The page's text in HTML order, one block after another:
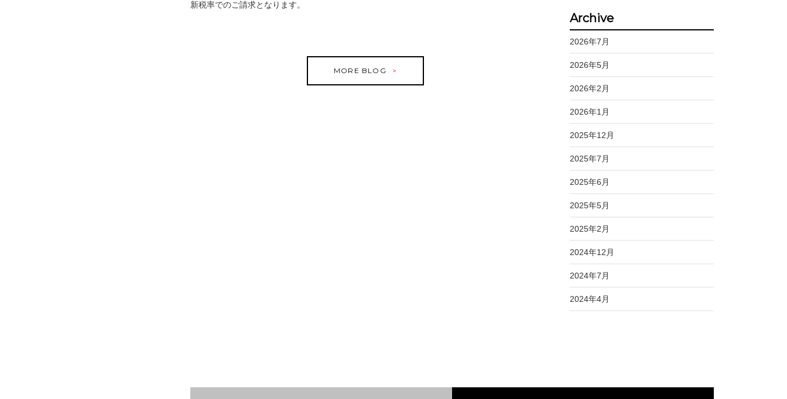
新税率でのご請求となります。
MORE BLOG
Archive
2026年7月
2026年5月
2026年2月
2026年1月
2025年12月
2025年7月
2025年6月
2025年5月
2025年2月
2024年12月
2024年7月
2024年4月